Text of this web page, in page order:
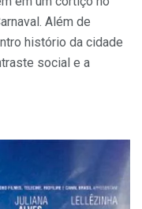
Além de
histório da cidade
social e a